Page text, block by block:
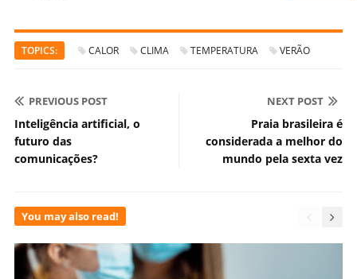
TOPICS: CALOR CLIMA TEMPERATURA VERÃO
PREVIOUS POST
Inteligência artificial, o
futuro das
comunicações?
NEXT POST
Praia brasileira é
considerada a melhor do
mundo pela sexta vez
You may also read!